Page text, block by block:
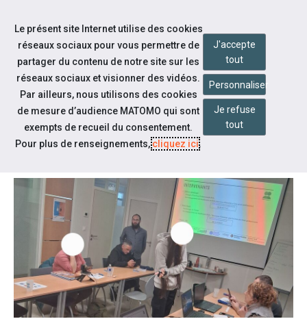
Aller au contenu
Notre actualité
ATELIER NUMÉRIQUE :-)
Le présent site Internet utilise des cookies
réseaux sociaux pour vous permettre de
partager du contenu de notre site sur les
réseaux sociaux et visionner des vidéos.
Par ailleurs, nous utilisons des cookies
de mesure d’audience MATOMO qui sont
exempts de recueil du consentement.
Pour plus de renseignements,cliquez ici.
J'accepte
tout
Personnaliser
Je refuse
tout